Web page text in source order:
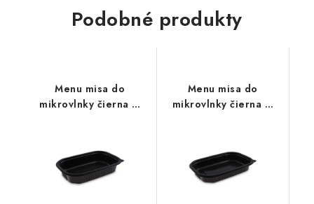
Podobné produkty
Menu misa do
mikrovlnky čierna M
Menu misa do
mikrovlnky čierna M